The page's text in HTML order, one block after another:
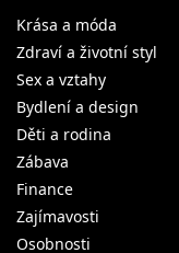
Krása a móda
Zdraví a životní styl
Sex a vztahy
Bydlení a design
Děti a rodina
Zábava
Finance
Zajímavosti
Osobnosti